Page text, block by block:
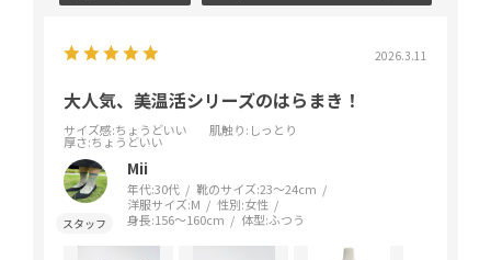
2026.3.11
大人気、美温活シリーズのはらまき！
サイズ感:ちょうどいい 肌触り:しっとり
厚さ:ちょうどいい
Mii
年代:30代 靴のサイズ:23～24cm
洋服サイズ:M 性別:女性
身長:156～160cm 体型:ふつう